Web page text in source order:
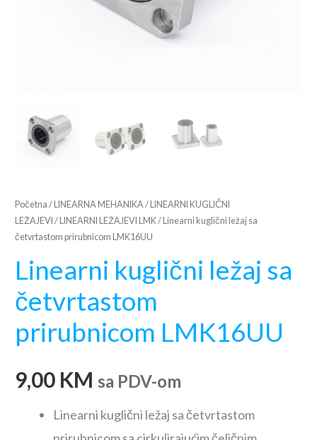
Početna / LINEARNA MEHANIKA/ LINEARNI KUGLIČNI
LEŽAJEVI / LINEARNI LEŽAJEVI LMK/ Linearni kuglični ležaj sa
četvrtastom prirubnicom LMK16UU
Linearni kuglični ležaj sa
četvrtastom
prirubnicom LMK16UU
9,00 KM sa PDV-om
Linearni kuglični ležaj sa četvrtastom